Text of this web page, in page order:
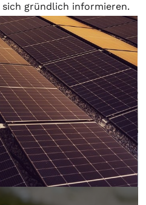
gründlich informieren.